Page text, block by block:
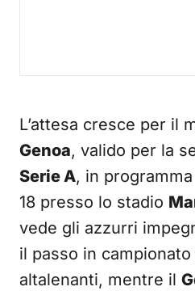
L’attesa cresce per il
Genoa, valido per la
Serie A, in
18 presso lo stadio
vede gli azzurri
il passo in
altalenanti, mentre il